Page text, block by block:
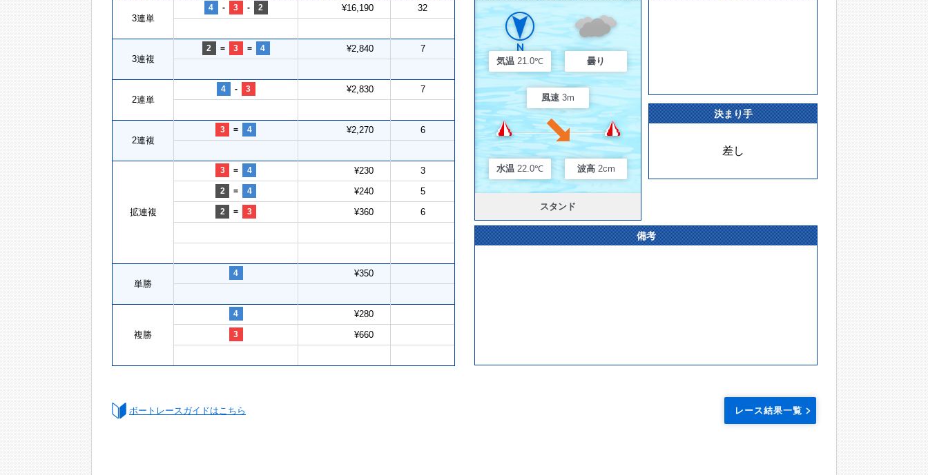
3連単
4 - 3 - 2 ¥16,190 32
3連複
2 = 3 = 4 ¥2,840 7
2連単
4 - 3 ¥2,830 7
2連複
3 = 4 ¥2,270 6
拡連複
3 = 4 ¥230 3
2 = 4 ¥240 5
2 = 3 ¥360 6
単勝
4 ¥350
複勝
4 ¥280
3 ¥660
気温 21.0℃ 曇り
風速 3m
水温 22.0℃ 波高 2cm
スタンド
決まり手
差し
備考
ボートレースガイドはこちら レース結果一覧